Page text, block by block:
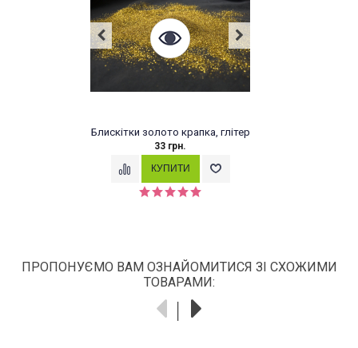
Блискітки золото крапка, глітер
33 грн.
ПРОПОНУЄМО ВАМ ОЗНАЙОМИТИСЯ ЗІ СХОЖИМИ
ТОВАРАМИ: